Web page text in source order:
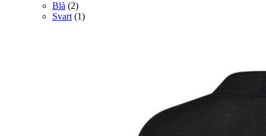
Blå (2)
Svart (1)